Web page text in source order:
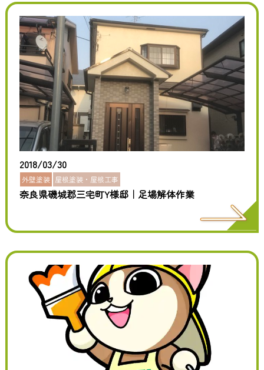
2018/03/30
外壁塗装 屋根塗装・屋根工事
奈良県磯城郡三宅町Y様邸｜足場解体作業